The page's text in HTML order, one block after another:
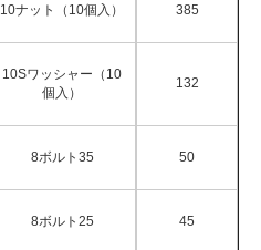
10ナット（10個入） 385
10Sワッシャー（10
個入）
132
8ボルト35 50
8ボルト25 45